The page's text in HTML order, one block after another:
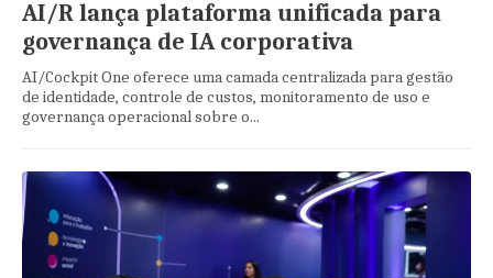
AI/R lança plataforma unificada para
governança de IA corporativa
AI/Cockpit One oferece uma camada centralizada para gestão
de identidade, controle de custos, monitoramento de uso e
governança operacional sobre o...